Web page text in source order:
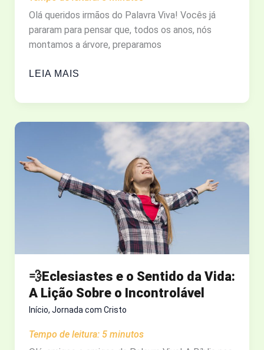
Olá queridos irmãos do Palavra Viva! Vocês já
pararam para pensar que, todos os anos, nós
montamos a árvore, preparamos
MUITO
DOS
O
NATAL
REALMENTE
LEIA MAIS
💨Eclesiastes e o Sentido da Vida:
A Lição Sobre o Incontrolável
Início, Jornada com Cristo
Tempo de leitura: 5 minutos